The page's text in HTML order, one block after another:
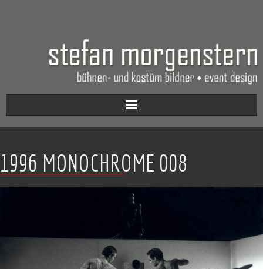
Aktuell
Werkverzeichnis
Biografie
1996 MONOCHROME 008